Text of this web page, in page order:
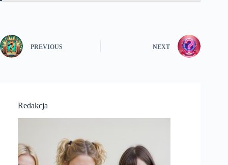
PREVIOUS NEXT
Redakcja